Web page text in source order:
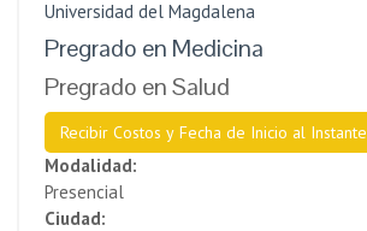
Universidad del Magdalena
Pregrado en Medicina
Pregrado en Salud
Recibir Costos y Fecha de Inicio al Instante
Modalidad:
Presencial
Ciudad: